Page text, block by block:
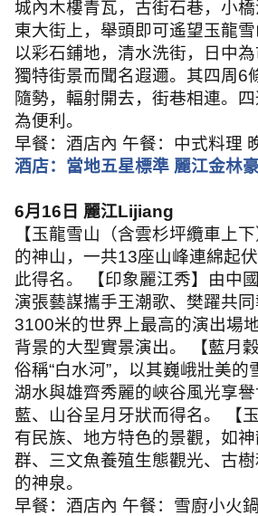
城內木樓青瓦，古街石巷，小
東大街上，舉頭即可遙望玉龍雪
以彩石鋪地，清水洗街，日中
獨特街景而聞名遐邇。其四周 6
隨勢，輻射開去，街巷相連。
為便利。
早餐：酒店內 午餐：中式料理
酒店：當地五星標準 麗江金林
6月 16 日 麗江Lijiang
【玉龍雪山（含雲杉坪纜車上
的神山，一共13座山峰連綿起伏
此得名。 【印象麗江秀】由中
演張藝謀攜手王潮歌、樊躍共
3100米的世界上最高的演出場
背景的大型實景演出。 【藍月
俗稱“白水河”，以其巍峨壯美的
湖水與雄齊秀麗的峽谷風光享
藍、山谷呈月牙狀而得名。 【
有民族、地方特色的景觀，如
群、三文魚養殖生態觀光、古
的神泉。
早餐：酒店內 午餐：雪廚小火